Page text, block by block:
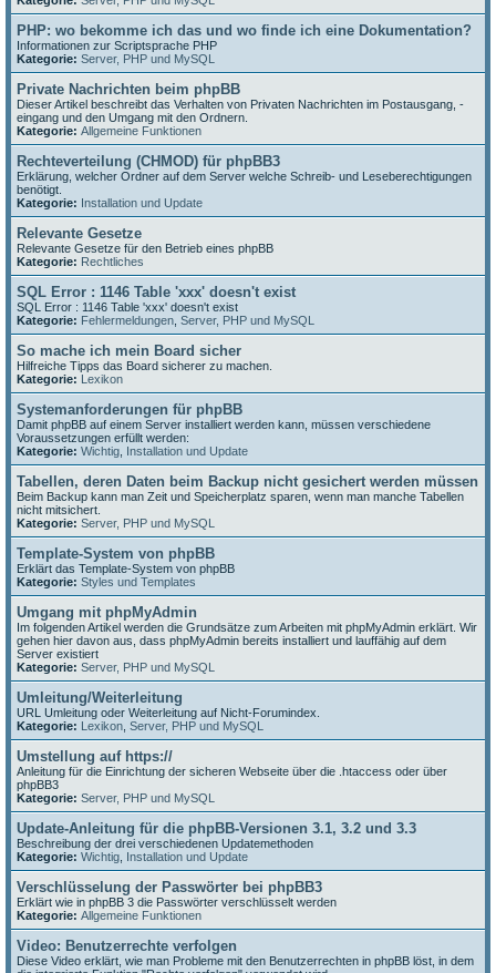
PHP: wo bekomme ich das und wo finde ich eine Dokumentation?
Informationen zur Scriptsprache PHP
Kategorie: Server, PHP und MySQL
Private Nachrichten beim phpBB
Dieser Artikel beschreibt das Verhalten von Privaten Nachrichten im Postausgang, -
eingang und den Umgang mit den Ordnern.
Kategorie: Allgemeine Funktionen
Rechteverteilung (CHMOD) für phpBB3
Erklärung, welcher Ordner auf dem Server welche Schreib- und Leseberechtigungen
benötigt.
Kategorie: Installation und Update
Relevante Gesetze
Relevante Gesetze für den Betrieb eines phpBB
Kategorie: Rechtliches
SQL Error : 1146 Table 'xxx' doesn't exist
SQL Error : 1146 Table 'xxx' doesn't exist
Kategorie: Fehlermeldungen Server, PHP und MySQL
So mache ich mein Board sicher
Hilfreiche Tipps das Board sicherer zu machen.
Kategorie: Lexikon
Systemanforderungen für phpBB
Damit phpBB auf einem Server installiert werden kann, müssen verschiedene
Voraussetzungen erfüllt werden:
Kategorie: Wichtig Installation und Update
Tabellen, deren Daten beim Backup nicht gesichert werden müssen
Beim Backup kann man Zeit und Speicherplatz sparen, wenn man manche Tabellen
nicht mitsichert.
Kategorie: Server, PHP und MySQL
Template-System von phpBB
Erklärt das Template-System von phpBB
Kategorie: Styles und Templates
Umgang mit phpMyAdmin
Im folgenden Artikel werden die Grundsätze zum Arbeiten mit phpMyAdmin erklärt. Wir
gehen hier davon aus, dass phpMyAdmin bereits installiert und lauffähig auf dem
Server existiert
Kategorie: Server, PHP und MySQL
Umleitung/Weiterleitung
URL Umleitung oder Weiterleitung auf Nicht-Forumindex.
Kategorie: Lexikon Server, PHP und MySQL
Umstellung auf https://
Anleitung für die Einrichtung der sicheren Webseite über die .htaccess oder über
phpBB3
Kategorie: Server, PHP und MySQL
Update-Anleitung für die phpBB-Versionen 3.1, 3.2 und 3.3
Beschreibung der drei verschiedenen Updatemethoden
Kategorie: Wichtig Installation und Update
Verschlüsselung der Passwörter bei phpBB3
Erklärt wie in phpBB 3 die Passwörter verschlüsselt werden
Kategorie: Allgemeine Funktionen
Video: Benutzerrechte verfolgen
Diese Video erklärt, wie man Probleme mit den Benutzerrechten in phpBB löst, in dem